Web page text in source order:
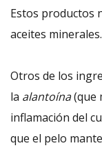
Estos productos
aceites
Otros de los
la alantoína(que
inflamación del
que el pelo